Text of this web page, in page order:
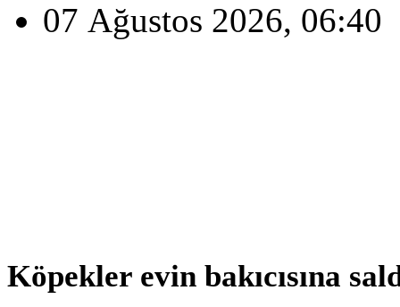
07 Ağustos 2026, 06:40
Köpekler evin bakıcısına